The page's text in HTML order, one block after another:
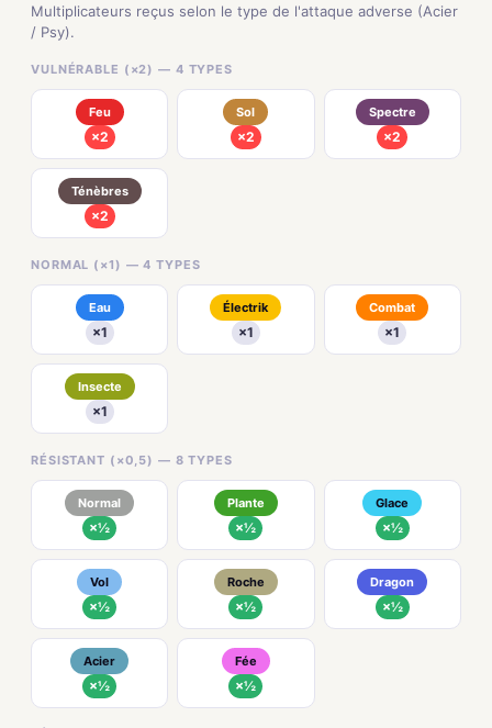
Multiplicateurs reçus selon le type de l'attaque adverse (Acier
/ Psy).
VULNÉRABLE (×2) — 4 TYPES
Feu
×2
Sol
×2
Spectre
×2
Ténèbres
×2
NORMAL (×1) — 4 TYPES
Eau
×1
Électrik
×1
Combat
×1
Insecte
×1
RÉSISTANT (×0,5) — 8 TYPES
Normal
×½
Plante
×½
Glace
×½
Vol
×½
Roche
×½
Dragon
×½
Acier
×½
Fée
×½